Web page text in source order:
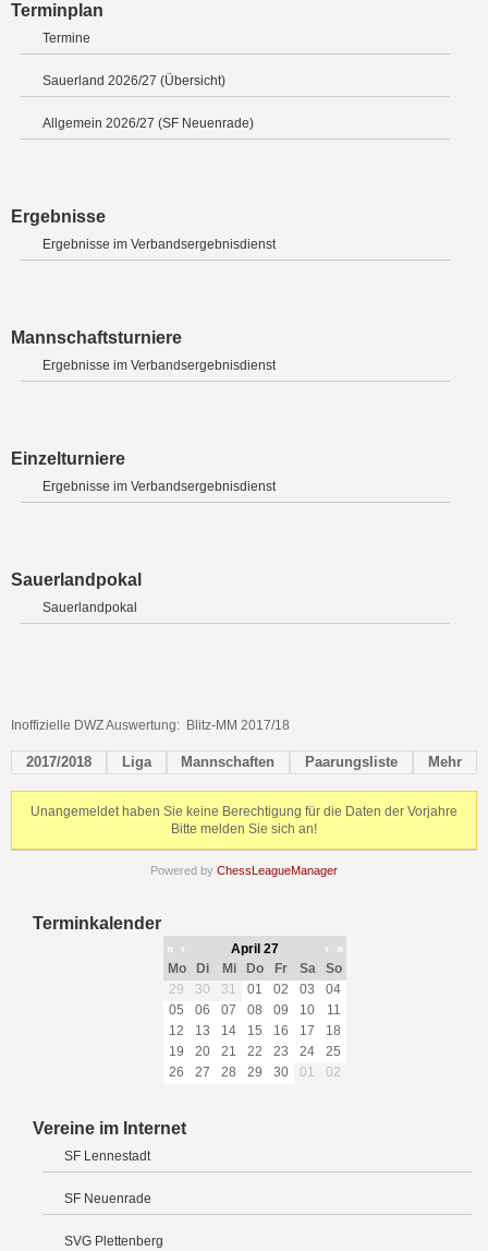
Terminplan
Termine
Sauerland 2026/27 (Übersicht)
Allgemein 2026/27 (SF Neuenrade)
Ergebnisse
Ergebnisse im Verbandsergebnisdienst
Mannschaftsturniere
Ergebnisse im Verbandsergebnisdienst
Einzelturniere
Ergebnisse im Verbandsergebnisdienst
Sauerlandpokal
Sauerlandpokal
Inoffizielle DWZ Auswertung: Blitz-MM 2017/18
2017/2018 Liga Mannschaften Paarungsliste Mehr
Unangemeldet haben Sie keine Berechtigung für die Daten der Vorjahre
Bitte melden Sie sich an!
Powered by ChessLeagueManager
Terminkalender
« ‹ April 27 ›
»
Mo
Di Mi Do Fr Sa
So
29
30 31 01 02 03
04
05
06 07 08 09 10
11
12
13 14 15 16 17
18
19
20 21 22 23 24
25
26
27 28 29 30 01 02
Vereine im Internet
SF Lennestadt
SF Neuenrade
SVG Plettenberg